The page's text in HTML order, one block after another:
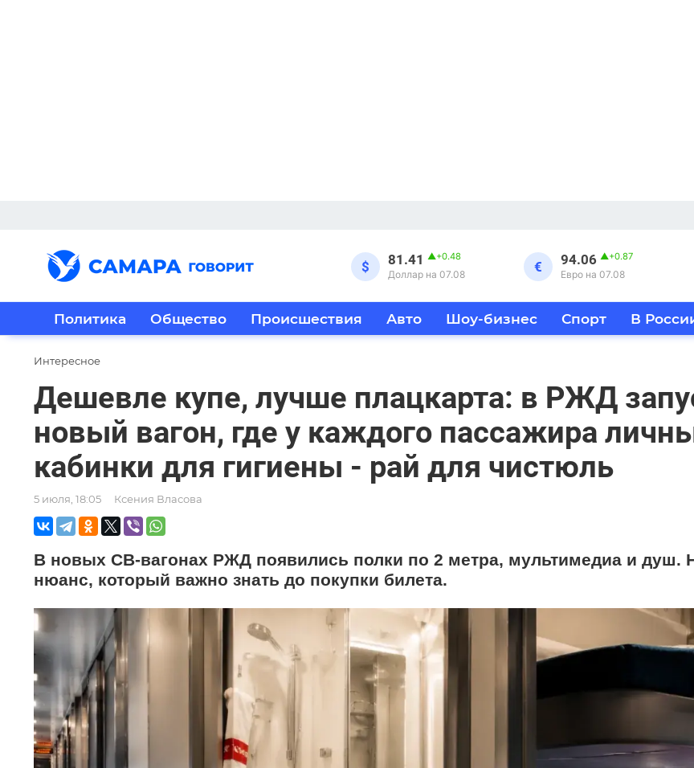
$ 81.41 ▲+0.48
Доллар на 07.08 € 94.06 ▲+0.87
Евро на 07.08
Политика Общество Происшествия Авто Шоу-бизнес Спорт В
Интересное
Дешевле купе, лучше плацкарта: в РЖД
новый вагон, где у каждого пассажира
кабинки для гигиены - рай для чистюль
5 июля, 18:05 Ксения Власова
В новых СВ-вагонах РЖД появились полки по 2 метра, мультимедиа и душ.
нюанс, который важно знать до покупки билета.